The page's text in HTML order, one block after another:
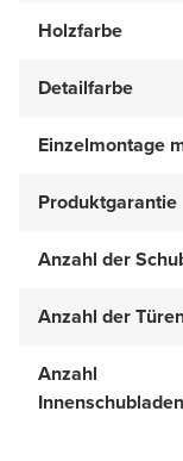
Holzfarbe
Detailfarbe
Einzelmontage
Produktgarantie
Anzahl der
Anzahl der
Anzahl
Innenschubladen